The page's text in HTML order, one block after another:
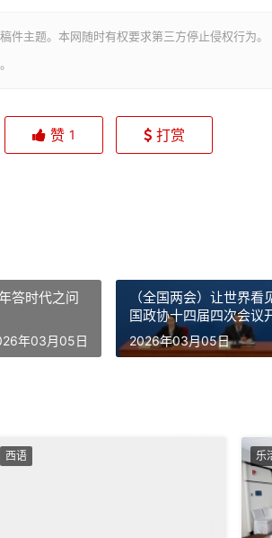
主题。本网随时有权要求第三方停止侵权行为。
赞 1 打赏
答时代之问
年03月05日
（全国两会）让世界
国政协十四届四次会议
2026年03月05日
西语 乐